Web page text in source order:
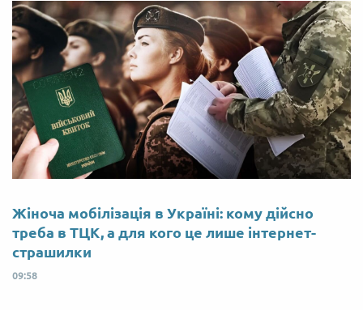
Жіноча мобілізація в Україні: кому дійсно
треба в ТЦК, а для кого це лише інтернет-
страшилки
09:58